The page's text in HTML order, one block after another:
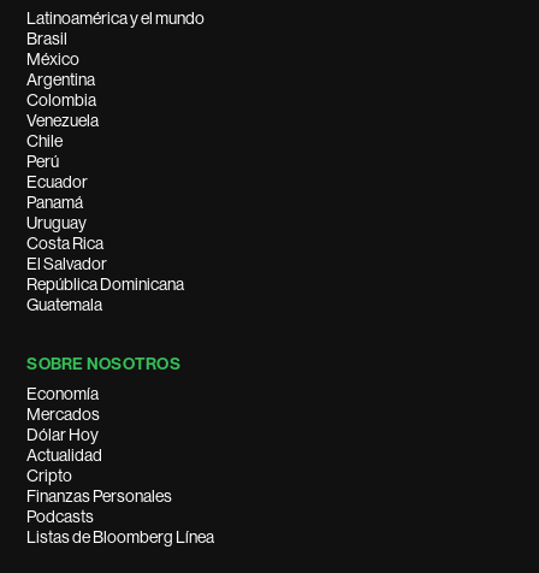
Latinoamérica y el mundo
Brasil
México
Argentina
Colombia
Venezuela
Chile
Perú
Ecuador
Panamá
Uruguay
Costa Rica
El Salvador
República Dominicana
Guatemala
SOBRE NOSOTROS
Economía
Mercados
Dólar Hoy
Actualidad
Cripto
Finanzas Personales
Podcasts
Listas de Bloomberg Línea